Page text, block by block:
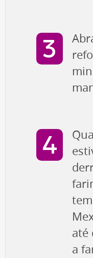
até
a